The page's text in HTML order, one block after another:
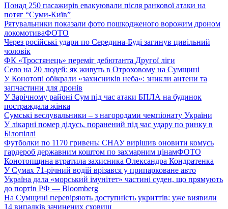
Понад 250 пасажирів евакуювали після ранкової атаки на
потяг “Суми-Київ”
Рятувальники показали фото пошкодженого ворожим дроном
локомотиваФОТО
Через російські удари по Середина-Буді загинув цивільний
чоловік
ФК «Тростянець» переміг дебютанта Другої ліги
Село на 20 людей: як живуть в Отроховому на Сумщині
У Конотопі обікрали «захисників неба»: зникли антени та
запчастини для дронів
У Зарічному районі Сум під час атаки БПЛА на будинок
постраждала жінка
Сумські веслувальники – з нагородами чемпіонату України
У лікарні помер дідусь, поранений під час удару по ринку в
Білопіллі
Футболки по 1170 гривень: СНАУ вирішив оновити комусь
гардероб державним коштом по захмарним цінамФОТО
Конотопщина втратила захисника Олександра Кондратенка
У Сумах 71-річний водій врізався у припарковане авто
Україна дала «морський імунітет» частині суден, що прямують
до портів РФ — Bloomberg
На Сумщині перевіряють доступність укриттів: уже виявили
14 випадків зачинених сховищ